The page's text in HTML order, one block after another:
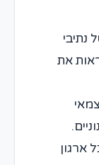
נתיבי
את
ארגון